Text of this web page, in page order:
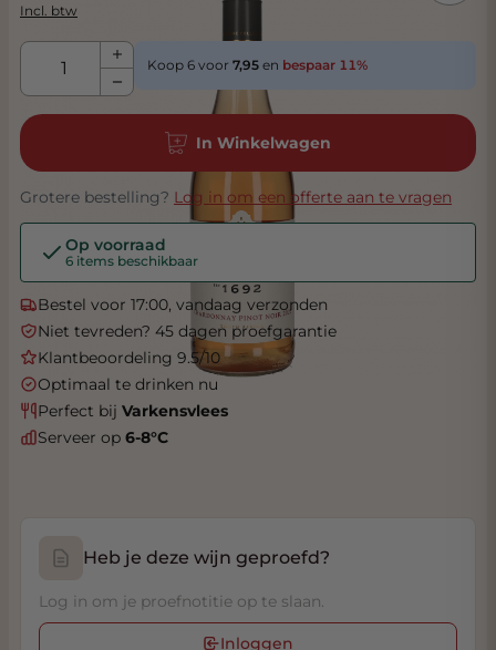
Incl. btw
Aantal
Koop 6 voor 7,95 en bespaar 11%
In Winkelwagen
Grotere bestelling? Log in om een offerte aan te vragen
Op voorraad
6 items beschikbaar
Bestel voor 17:00, vandaag verzonden
Niet tevreden? 45 dagen proefgarantie
Klantbeoordeling 9.5/10
Optimaal te drinken nu
Perfect bij Varkensvlees
Serveer op 6-8°C
Heb je deze wijn geproefd?
Log in om je proefnotitie op te slaan.
Inloggen